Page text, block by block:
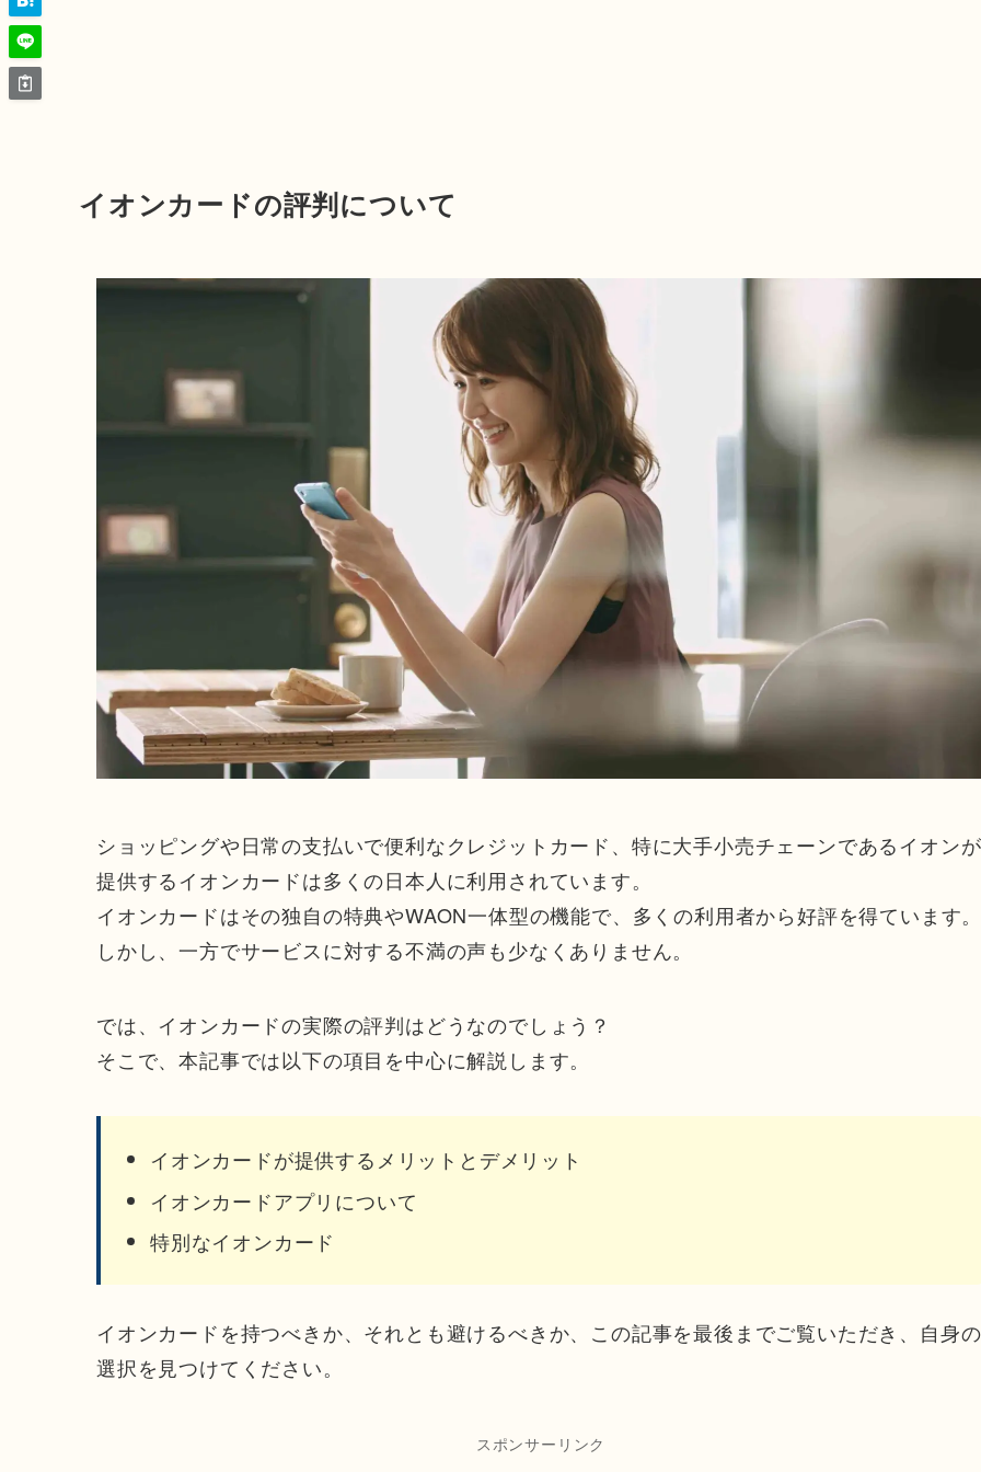
イオンカードの評判について
ショッピングや日常の支払いで便利なクレジットカード、特に大手小売チェーンであるイオンが
提供するイオンカードは多くの日本人に利用されています。
イオンカードはその独自の特典やWAON一体型の機能で、多くの利用者から好評を得ています
しかし、一方でサービスに対する不満の声も少なくありません。
では、イオンカードの実際の評判はどうなのでしょう？
そこで、本記事では以下の項目を中心に解説します。
イオンカードが提供するメリットとデメリット
イオンカードアプリについて
特別なイオンカード
イオンカードを持つべきか、それとも避けるべきか、この記事を最後までご覧いただき、自身の
選択を見つけてください。
スポンサーリンク